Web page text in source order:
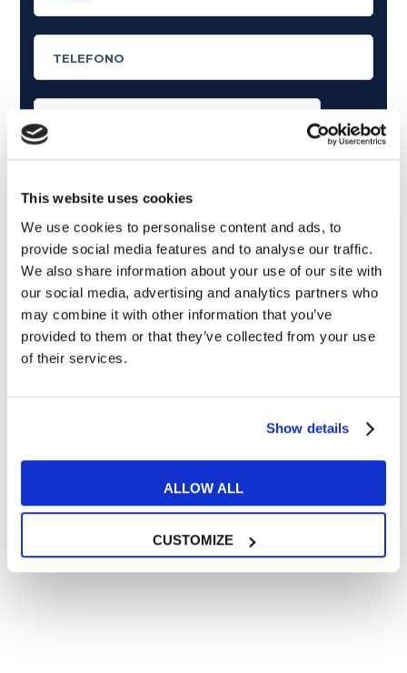
This website uses cookies
We use cookies to personalise content and ads, to
provide social media features and to analyse our traffic.
We also share information about your use of our site with
our social media, advertising and analytics partners who
may combine it with other information that you’ve
provided to them or that they’ve collected from your use
of their services.
Show details
ALLOW ALL
CUSTOMIZE
Articoli dedicati alla grammatica inglese
Articoli dedicati a inglese nel mondo del lavoro
Articoli con tips e new sulla lingua inglese
Articoli divertenti su film e musica
In quanto di età superiore ai 16 anni, dichiaro di acconsentire
al trattamento dei miei dati personali in conformità
all’informativa privacy.
Desidero ricevere comunicazioni commerciali e promozionali